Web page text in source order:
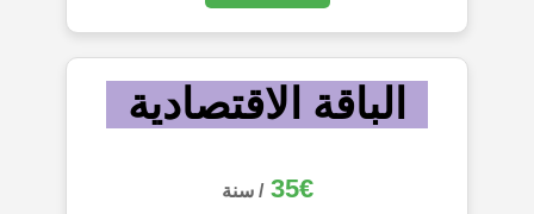
الباقة الاقتصادية
35€ / سنة